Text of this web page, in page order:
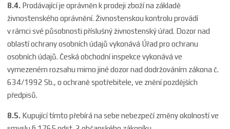
8.4. Prodávající je oprávněn k prodeji zboží na základě
živnostenského oprávnění. Živnostenskou kontrolu provádí
v rámci své působnosti příslušný živnostenský úřad. Dozor nad
oblastí ochrany osobních údajů vykonává Úřad pro ochranu
osobních údajů. Česká obchodní inspekce vykonává ve
vymezeném rozsahu mimo jiné dozor nad dodržováním zákona č.
634/1992 Sb., o ochraně spotřebitele, ve znění pozdějších
předpisů.
8.5. Kupující tímto přebírá na sebe nebezpečí změny okolností ve